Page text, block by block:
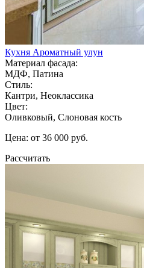
Кухня Ароматный улун
Материал фасада:
МДФ, Патина
Стиль:
Кантри, Неоклассика
Цвет:
Оливковый, Слоновая кость
Цена: от 36 000 руб.
Рассчитать